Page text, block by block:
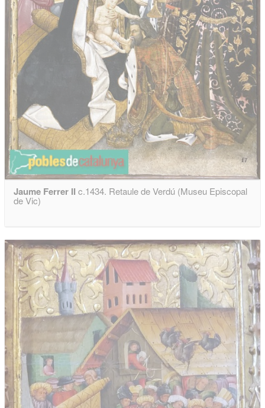
Jaume Ferrer II c.1434. Retaule de Verdú (Museu Episcopal
de Vic)